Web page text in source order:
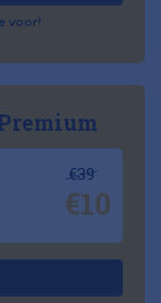
voor!
€39
€10